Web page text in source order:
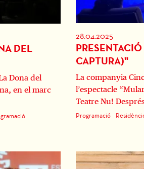
DEL
Dona del
en el marc
28.04.2025
CAPTURA)"
La companyia
l’espectacle
Teatre Nu!
Programació